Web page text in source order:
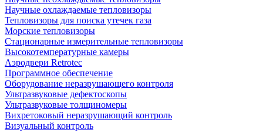
Научные охлаждаемые тепловизоры
Тепловизоры для поиска утечек газа
Морские тепловизоры
Стационарные измерительные тепловизоры
Высокотемпературные камеры
Аэродвери Retrotec
Программное обеспечение
Оборудование неразрушающего контроля
Ультразвуковые дефектоскопы
Ультразвуковые толщиномеры
Вихретоковый неразрушающий контроль
Визуальный контроль